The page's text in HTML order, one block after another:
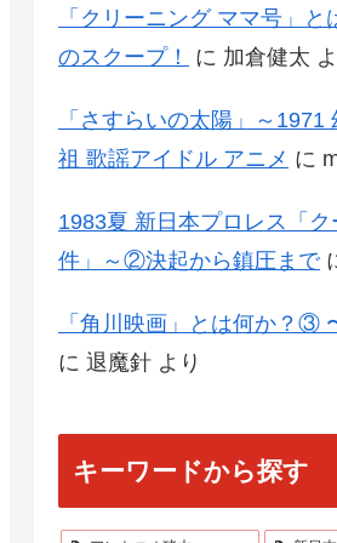
「クリーニング ママ号」と
のスクープ！
に 加倉健太
「さすらいの太陽」～1971
祖 歌謡アイドル アニメ に
1983夏 新日本プロレス「
件」～②決起から鎮圧まで
「角川映画」とは何か？③
に 退魔針 より
キーワードから探す